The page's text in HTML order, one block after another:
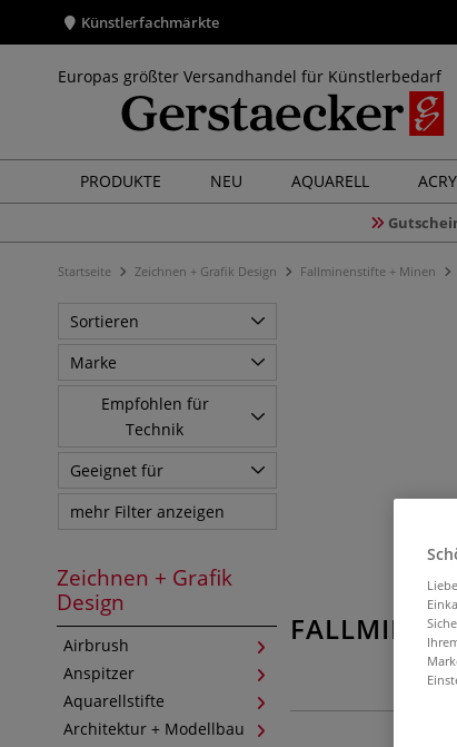
Künstlerfachmärkte
Europas größter Versandhandel für Künstlerbedarf
PRODUKTE NEU AQUARELL
Startseite Zeichnen + Grafik Design Fallminenstifte + Minen
Sortieren
Marke
Empfohlen für
Technik
Geeignet für
mehr Filter anzeigen
Zeichnen + Grafik
Design
Airbrush
Anspitzer
Aquarellstifte
Architektur + Modellbau